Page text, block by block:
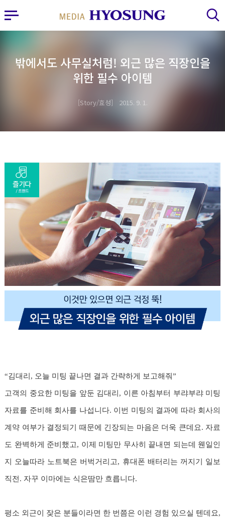
MY FRIEND HYOSUNG
사이드바 열기 검색 레이어 열기
밖에서도 사무실처럼! 외근 많은 직장인을
위한 필수 아이템
Story/효성 2015. 9. 1.
“김대리, 오늘 미팅 끝나면 결과 간략하게 보고해줘”
고객의 중요한 미팅을 앞둔 김대리, 이른 아침부터 부랴부랴 미팅
자료를 준비해 회사를 나섭니다. 이번 미팅의 결과에 따라 회사의
계약 여부가 결정되기 때문에 긴장되는 마음은 더욱 큰데요. 자료
도 완벽하게 준비했고, 이제 미팅만 무사히 끝내면 되는데 웬일인
지 오늘따라 노트북은 버벅거리고, 휴대폰 배터리는 꺼지기 일보
직전. 자꾸 이마에는 식은땀만 흐릅니다.
평소 외근이 잦은 분들이라면 한 번쯤은 이런 경험 있으실 텐데요,